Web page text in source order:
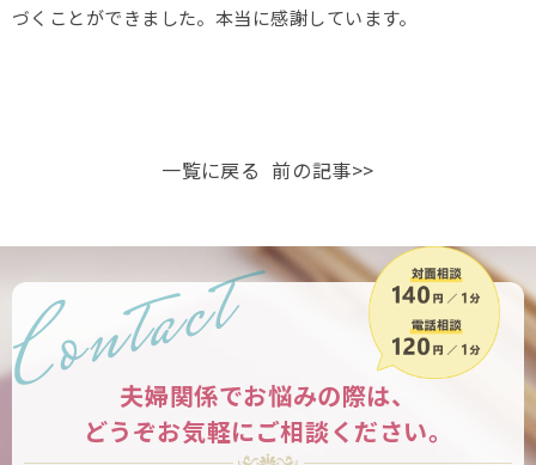
づくことができました。本当に感謝しています。
一覧に戻る 前の記事>>
夫婦関係でお悩みの際は、
どうぞお気軽にご相談ください。